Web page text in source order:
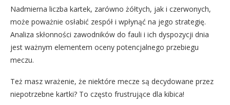
Nadmierna liczba kartek, zarówno żółtych, jak i czerwonych,
może poważnie osłabić zespół i wpłynąć na jego strategię.
Analiza skłonności zawodników do fauli i ich dyspozycji dnia
jest ważnym elementem oceny potencjalnego przebiegu
meczu.
Też masz wrażenie, że niektóre mecze są decydowane przez
niepotrzebne kartki? To często frustrujące dla kibica!